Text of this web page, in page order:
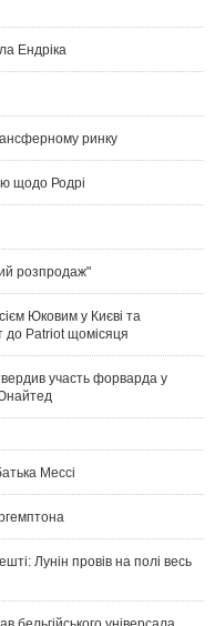
Ендріка
ринку
щодо Родрі
розпродаж"
Юковим у Києві та
до Patriot щомісяця
участь форварда у
Мессі
Лунін провів на полі весь